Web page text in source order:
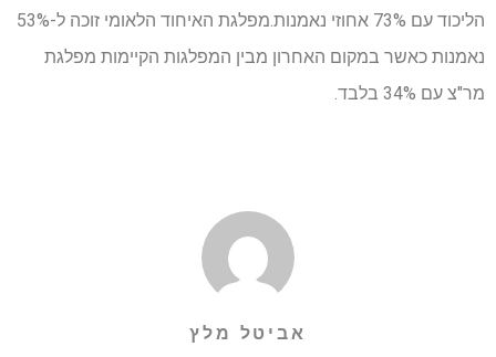
הליכוד עם 73% אחוזי נאמנות.מפלגת האיחוד הלאומי זוכה ל-53%
נאמנות כאשר במקום האחרון מבין המפלגות הקיימות מפלגת
מר"צ עם 34% בלבד.
אביטל מלץ